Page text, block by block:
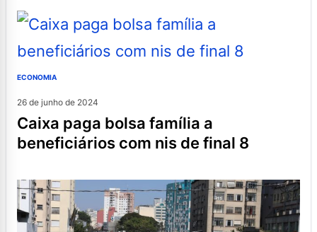
ECONOMIA
26 de junho de 2024
caixa paga bolsa família a
beneficiários com nis de final 8